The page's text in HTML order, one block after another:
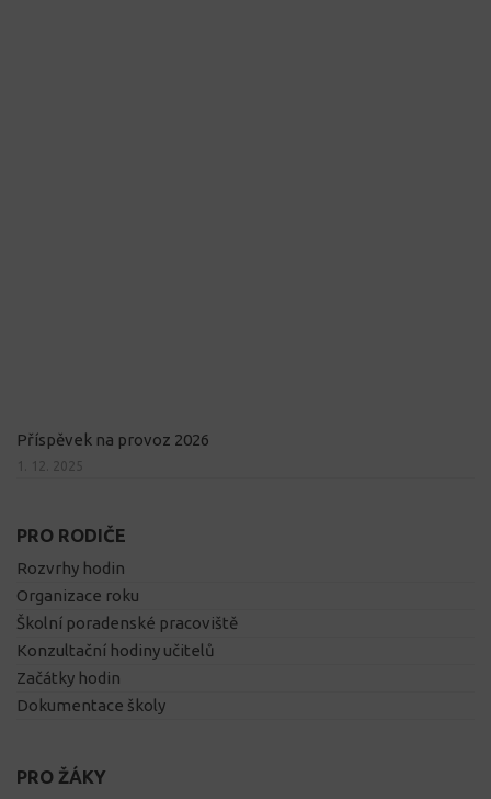
Příspěvek na provoz 2026
1. 12. 2025
PRO RODIČE
Rozvrhy hodin
Organizace roku
Školní poradenské pracoviště
Konzultační hodiny učitelů
Začátky hodin
Dokumentace školy
PRO ŽÁKY